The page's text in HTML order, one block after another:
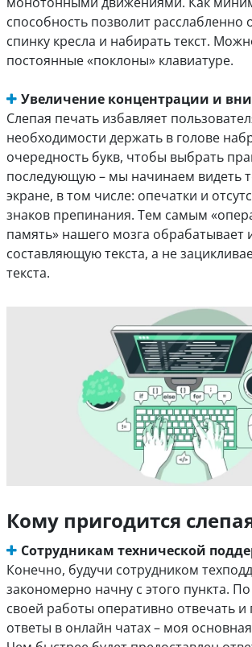
способность позволит расслабленно
спинку кресла и набирать текст.
постоянные «поклоны» клавиатуре.
Увеличение концентрации и
Слепая печать избавляет
необходимости держать в голове
очередность букв, чтобы выбрать
последующую – мы начинаем видеть
экране, в том числе: опечатки и
знаков препинания. Тем самым
память» нашего мозга обрабатывает
составляющую текста, а не
текста.
Кому пригодится
Сотрудникам технической
Конечно, будучи сотрудником
закономерно начну с этого пункта.
своей работы оперативно отвечать и
ответы в онлайн чатах – моя